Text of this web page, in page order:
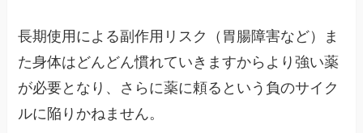
長期使用による副作用リスク（胃腸障害など）ま
た身体はどんどん慣れていきますからより強い薬
が必要となり、さらに薬に頼るという負のサイク
ルに陥りかねません。